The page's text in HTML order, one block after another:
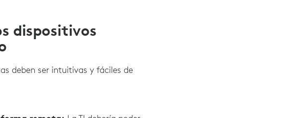
dispositivos
deben ser intuitivas y fáciles de